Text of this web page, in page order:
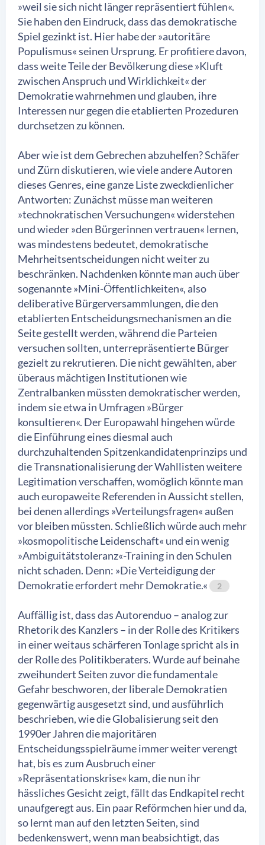
»weil sie sich nicht länger repräsentiert fühlen«.
Sie haben den Eindruck, dass das demokratische
Spiel gezinkt ist. Hier habe der »autoritäre
Populismus« seinen Ursprung. Er profitiere davon,
dass weite Teile der Bevölkerung diese »Kluft
zwischen Anspruch und Wirklichkeit« der
Demokratie wahrnehmen und glauben, ihre
Interessen nur gegen die etablierten Prozeduren
durchsetzen zu können.
Aber wie ist dem Gebrechen abzuhelfen? Schäfer
und Zürn diskutieren, wie viele andere Autoren
dieses Genres, eine ganze Liste zweckdienlicher
Antworten: Zunächst müsse man weiteren
»technokratischen Versuchungen« widerstehen
und wieder »den Bürgerinnen vertrauen« lernen,
was mindestens bedeutet, demokratische
Mehrheitsentscheidungen nicht weiter zu
beschränken. Nachdenken könnte man auch über
sogenannte »Mini-Öffentlichkeiten«, also
deliberative Bürgerversammlungen, die den
etablierten Entscheidungsmechanismen an die
Seite gestellt werden, während die Parteien
versuchen sollten, unterrepräsentierte Bürger
gezielt zu rekrutieren. Die nicht gewählten, aber
überaus mächtigen Institutionen wie
Zentralbanken müssten demokratischer werden,
indem sie etwa in Umfragen »Bürger
konsultieren«. Der Europawahl hingehen würde
die Einführung eines diesmal auch
durchzuhaltenden Spitzenkandidatenprinzips und
die Transnationalisierung der Wahllisten weitere
Legitimation verschaffen, womöglich könnte man
auch europaweite Referenden in Aussicht stellen,
bei denen allerdings »Verteilungsfragen« außen
vor bleiben müssten. Schließlich würde auch mehr
»kosmopolitische Leidenschaft« und ein wenig
»Ambiguitätstoleranz«-Training in den Schulen
nicht schaden. Denn: »Die Verteidigung der
Demokratie erfordert mehr Demokratie.«
2
Auffällig ist, dass das Autorenduo – analog zur
Rhetorik des Kanzlers – in der Rolle des Kritikers
in einer weitaus schärferen Tonlage spricht als in
der Rolle des Politikberaters. Wurde auf beinahe
zweihundert Seiten zuvor die fundamentale
Gefahr beschworen, der liberale Demokratien
gegenwärtig ausgesetzt sind, und ausführlich
beschrieben, wie die Globalisierung seit den
1990er Jahren die majoritären
Entscheidungsspielräume immer weiter verengt
hat, bis es zum Ausbruch einer
»Repräsentationskrise« kam, die nun ihr
hässliches Gesicht zeigt, fällt das Endkapitel recht
unaufgeregt aus. Ein paar Reförmchen hier und da,
so lernt man auf den letzten Seiten, sind
bedenkenswert, wenn man beabsichtigt, das